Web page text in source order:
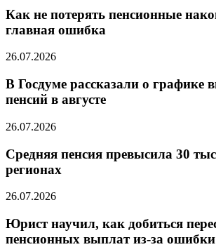
Как не потерять пенсионные
главная ошибка
26.07.2026
В Госдуме рассказали о графике
пенсий в августе
26.07.2026
Средняя пенсия превысила 30
регионах
26.07.2026
Юрист научил, как добиться
пенсионных выплат из-за ошибки